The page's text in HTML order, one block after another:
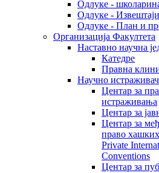
Одлуке -
Одлуке -
Одлуке - План и
Организација Факултета
Наставно научна
Катедре
Правна
Научно
Центар за
истраживања
Центар за
Центар за
право
Private
Conventions
Центар за